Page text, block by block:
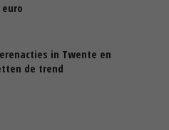
in Twente en
de trend